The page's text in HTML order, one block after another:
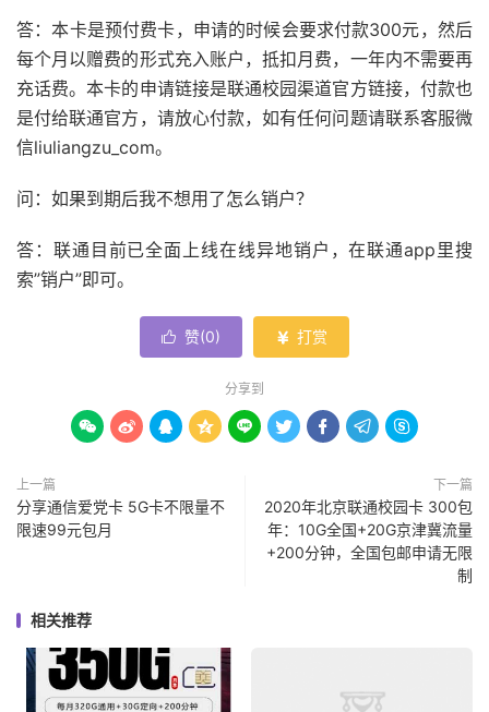
答：本卡是预付费卡，申请的时候会要求付款300元，然后
每个月以赠费的形式充入账户，抵扣月费，一年内不需要再
充话费。本卡的申请链接是联通校园渠道官方链接，付款也
是付给联通官方，请放心付款，如有任何问题请联系客服微
信liuliangzu_com。
问：如果到期后我不想用了怎么销户？
答：联通目前已全面上线在线异地销户，在联通app里搜
索”销户”即可。
 赞(0)  打赏
分享到
        
上一篇
分享通信爱党卡 5G卡不限量不
限速99元包月
下一篇
2020年北京联通校园卡 300包
年：10G全国+20G京津冀流量
+200分钟，全国包邮申请无限
制
相关推荐